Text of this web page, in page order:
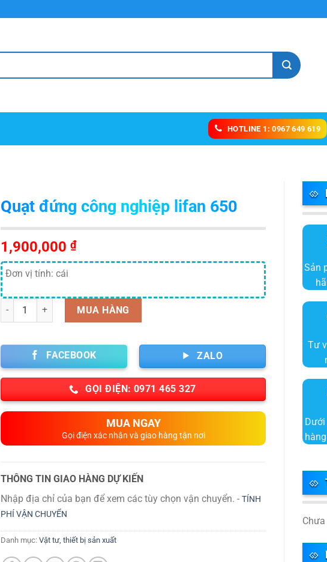
HOTLINE 1: 0967 649 619
Sản
Tư
Quạt đứng công nghiệp lifan 650
1,900,000 ₫
Đơn vị tính: cái
Số lượng MUA HÀNG
FACEBOOK ZALO
GỌI ĐIỆN: 0971 465 327
MUA NGAY
Gọi điện xác nhận và giao hàng tận nơi
THÔNG TIN GIAO HÀNG DỰ KIẾN
Nhập địa chỉ của bạn để xem các tùy chọn vận chuyển. - TÍNH
PHÍ VẬN CHUYỂN
Danh mục: Vật tư, thiết bị sản xuất